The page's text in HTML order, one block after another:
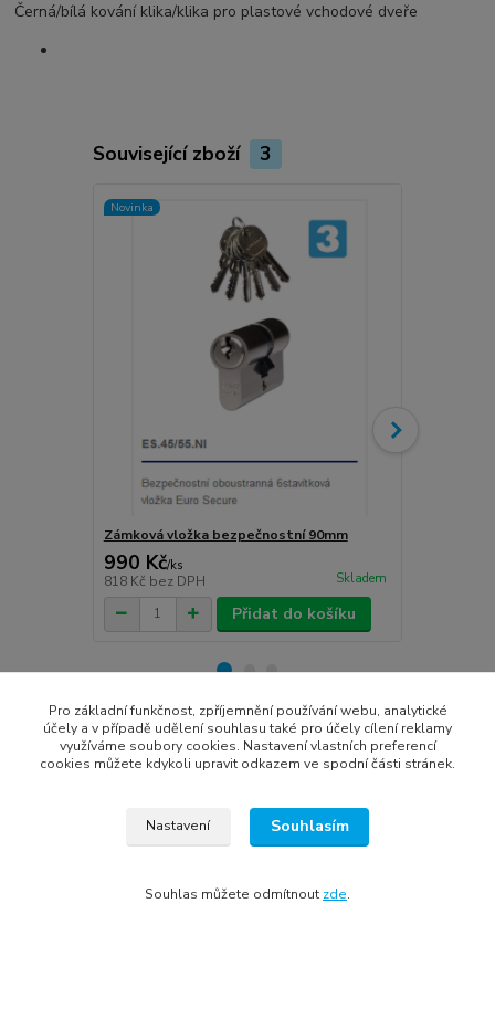
Černá/bílá kování klika/klika pro plastové vchodové dveře
Související zboží 3
Novinka
Zámková vložka bezpečnostní 90mm
990 Kč/ks
818 Kč bez DPH Skladem
Přidat do košíku
Zboží zařazeno v kategoriích
Pro základní funkčnost, zpříjemnění používání webu, analytické
účely a v případě udělení souhlasu také pro účely cílení reklamy
využíváme soubory cookies. Nastavení vlastních preferencí
cookies můžete kdykoli upravit odkazem ve spodní části stránek.
Nastavení Souhlasím
Souhlas můžete odmítnout zde.